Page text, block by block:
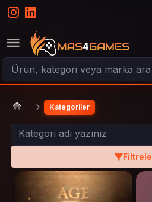
Kategoriler
Filtrele